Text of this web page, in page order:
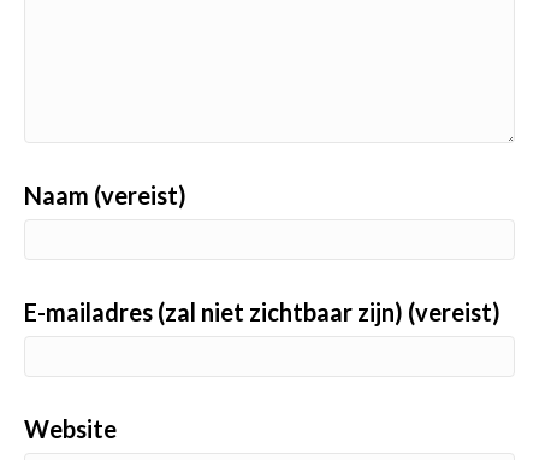
Naam (vereist)
E-mailadres (zal niet zichtbaar zijn) (vereist)
Website